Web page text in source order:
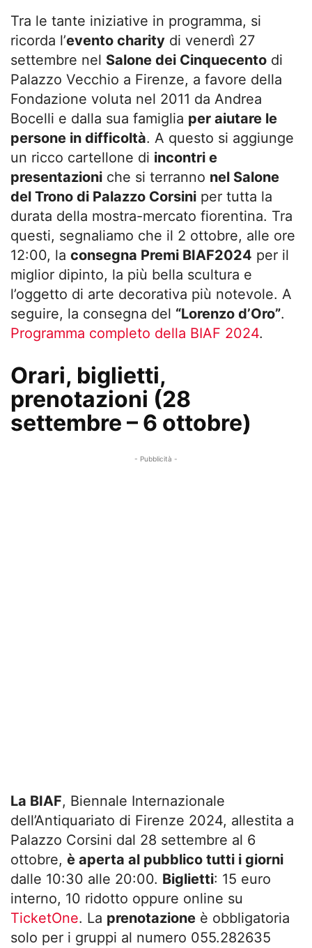
Tra le tante iniziative in programma, si
ricorda l’evento charity di venerdì 27
settembre nel Salone dei Cinquecento di
Palazzo Vecchio a Firenze, a favore della
Fondazione voluta nel 2011 da Andrea
Bocelli e dalla sua famiglia per aiutare le
persone in difficoltà. A questo si aggiunge
un ricco cartellone di incontri e
presentazioni che si terranno nel Salone
del Trono di Palazzo Corsini per tutta la
durata della mostra-mercato fiorentina. Tra
questi, segnaliamo che il 2 ottobre, alle ore
12:00, la consegna Premi BIAF2024 per il
miglior dipinto, la più bella scultura e
l’oggetto di arte decorativa più notevole. A
seguire, la consegna del “Lorenzo d’Oro”.
Programma completo della BIAF 2024.
Orari, biglietti,
prenotazioni (28
settembre – 6 ottobre)
- Pubblicità -
La BIAF, Biennale Internazionale
dell’Antiquariato di Firenze 2024, allestita a
Palazzo Corsini dal 28 settembre al 6
ottobre, è aperta al pubblico tutti i giorni
dalle 10:30 alle 20:00. Biglietti: 15 euro
interno, 10 ridotto oppure online su
TicketOne. La prenotazione è obbligatoria
solo per i gruppi al numero 055.282635